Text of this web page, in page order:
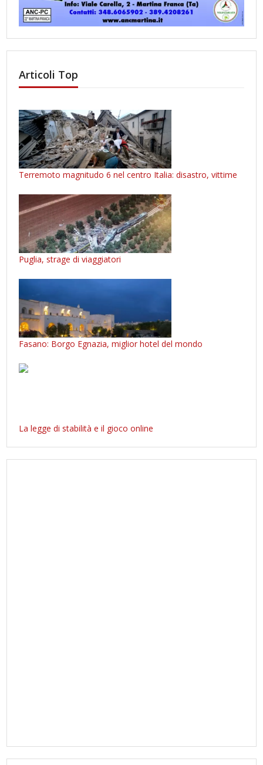
Articoli Top
Terremoto magnitudo 6 nel centro Italia: disastro, vittime
Puglia, strage di viaggiatori
Fasano: Borgo Egnazia, miglior hotel del mondo
La legge di stabilità e il gioco online